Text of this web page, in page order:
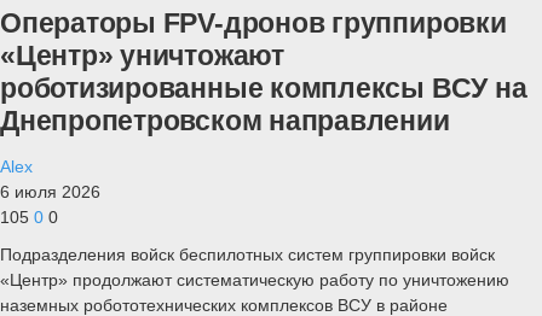
Операторы FPV-дронов группировки
«Центр» уничтожают
роботизированные комплексы ВСУ на
Днепропетровском направлении
Alex
6 июля 2026
105 0 0
Подразделения войск беспилотных систем группировки войск
«Центр» продолжают систематическую работу по уничтожению
наземных робототехнических комплексов ВСУ в районе